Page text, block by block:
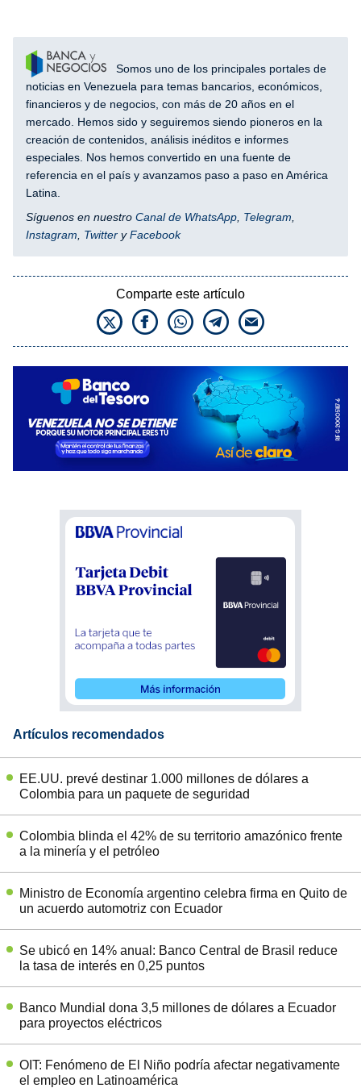
Somos uno de los principales portales de
noticias en Venezuela para temas bancarios, económicos,
financieros y de negocios, con más de 20 años en el
mercado. Hemos sido y seguiremos siendo pioneros en la
creación de contenidos, análisis inéditos e informes
especiales. Nos hemos convertido en una fuente de
referencia en el país y avanzamos paso a paso en América
Latina.
Síguenos en nuestro Canal de WhatsApp Telegram
Instagram
Twitter yFacebook
Comparte este artículo
Artículos recomendados
EE.UU. prevé destinar 1.000 millones de dólares a
Colombia para un paquete de seguridad
Colombia blinda el 42% de su territorio amazónico frente
a la minería y el petróleo
Ministro de Economía argentino celebra firma en Quito de
un acuerdo automotriz con Ecuador
Se ubicó en 14% anual: Banco Central de Brasil reduce
la tasa de interés en 0,25 puntos
Banco Mundial dona 3,5 millones de dólares a Ecuador
para proyectos eléctricos
OIT: Fenómeno de El Niño podría afectar negativamente
el empleo en Latinoamérica